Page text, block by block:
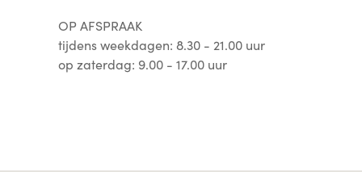
OP AFSPRAAK
tijdens weekdagen: 8.30 - 21.00 uur
op zaterdag: 9.00 - 17.00 uur